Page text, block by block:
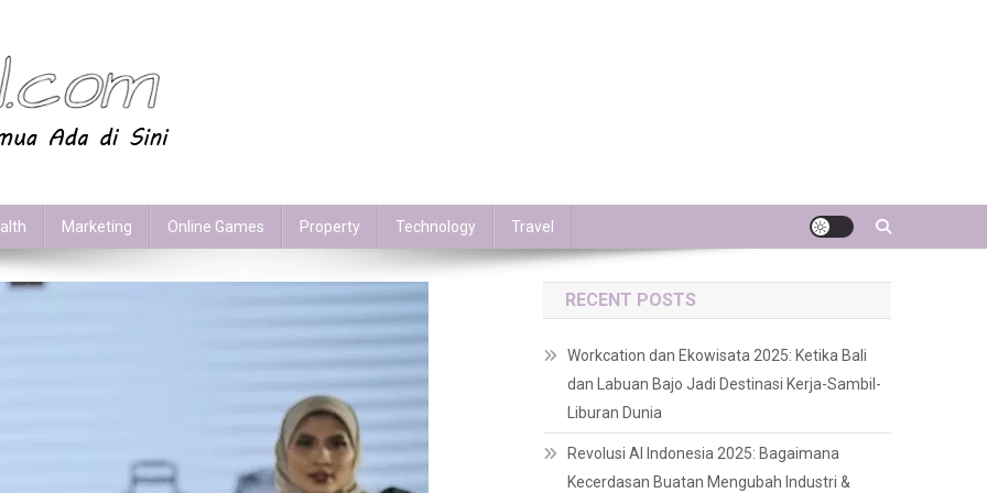
Marketing Online Games Property Technology Travel
RECENT POSTS
Workcation dan Ekowisata 2025: Ketika Bali
dan Labuan Bajo Jadi Destinasi Kerja-Sambil-
Liburan Dunia
Revolusi AI Indonesia 2025: Bagaimana
Kecerdasan Buatan Mengubah Industri &